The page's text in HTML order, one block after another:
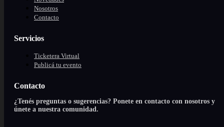
Nosotros
Contacto
Servicios
Ticketera Virtual
Publicá tu evento
Contacto
¿Tenés preguntas o sugerencias? Ponete en contacto con nosotros y
únete a nuestra comunidad.